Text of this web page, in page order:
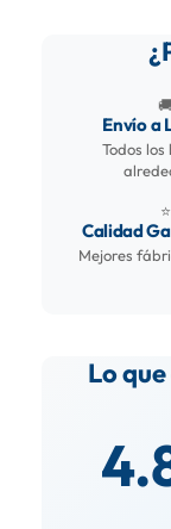
Envío a
Todos
⭐
Calidad
Mejores
Lo